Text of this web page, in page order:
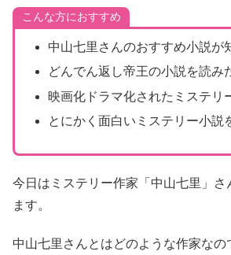
こんな方におすすめ
中山七里さんのおすすめ小説が
どんでん返し帝王の小説を読み
映画化ドラマ化されたミステリ
とにかく面白いミステリー小説
今日はミステリー作家「中山七里」さ
ます。
中山七里さんとはどのような作家な